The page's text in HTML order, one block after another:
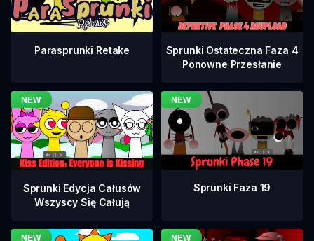
Parasprunki Retake
Sprunki Ostateczna Faza 4
Ponowne Przesłanie
Sprunki Edycja Całusów
Wszyscy Się Całują
Sprunki Faza 19